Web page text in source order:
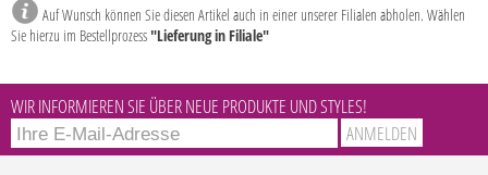
Auf Wunsch können Sie diesen Artikel auch in einer unserer Filialen abholen. Wählen
Sie hierzu im Bestellprozess"Lieferung in Filiale"
WIR INFORMIEREN SIE ÜBER NEUE PRODUKTE UND STYLES!